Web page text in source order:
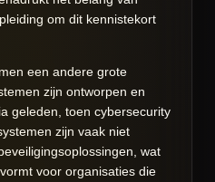
om dit kennistekort
een andere grote
zijn ontworpen en
geleden, toen cybersecurity
zijn vaak niet
wat
voor organisaties die